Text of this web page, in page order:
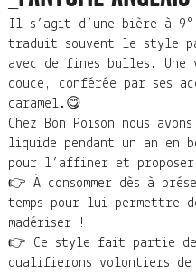
Il s’agit d’une bière à
traduit souvent le style
avec de fines bulles. Une
douce, conférée par ses
caramel.😋
Chez Bon Poison nous
liquide pendant un an en
pour l’affiner et proposer
👉 À consommer dès à
temps pour lui permettre
madériser !
👉 Ce style fait partie
qualifierons volontiers